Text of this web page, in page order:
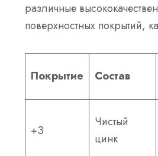
различные
поверхностных покрытий,
Покрытие Состав
+З
Чистый
цинк